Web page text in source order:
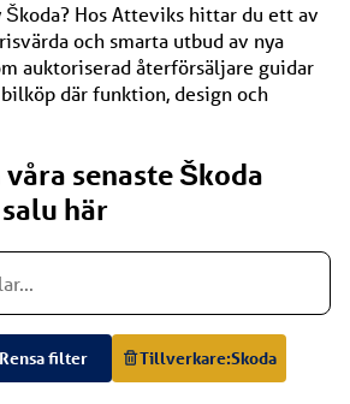
Hos Atteviks hittar​ du ett​ av
och smarta utbud​ av nya
auktoriserad återförsäljare guidar​
där funktion, design och
senaste Škoda
här
Rensa filter Tillverkare:Skoda